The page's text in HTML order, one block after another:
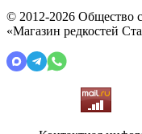
© 2012-2026 Общество
«Магазин редкостей